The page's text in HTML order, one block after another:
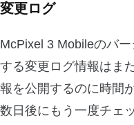
変更ログ
McPixel 3 Mobileのバ
する変更ログ情報はま
報を公開するのに時間
数日後にもう一度チェ